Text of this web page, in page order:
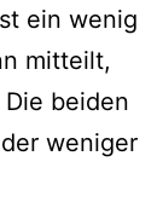
ein wenig
mitteilt,
beiden
weniger